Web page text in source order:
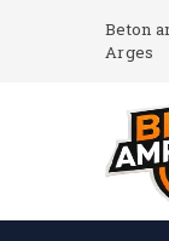
Beton
Arges